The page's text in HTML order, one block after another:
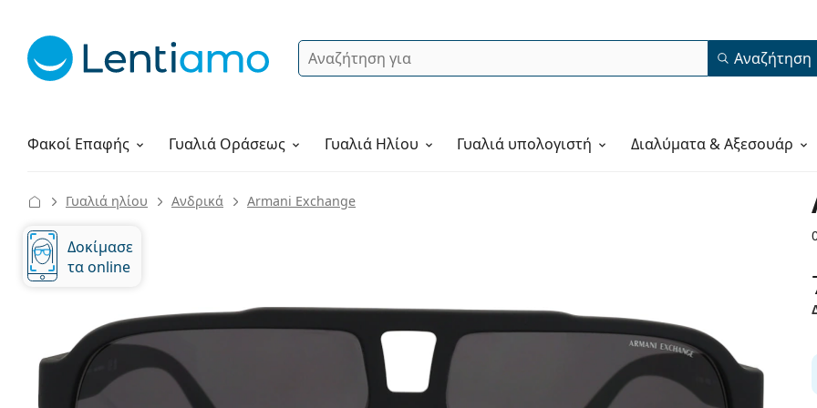
Αναζήτηση Αναζήτηση
Φακοί Επαφής
Υγρά φακών ΓυαλιάΟράσεως Γυαλιά Ηλίου Γυαλιά υπολογιστή Διαλύματα & Αξεσουάρ
Πώς να παραγγείλετε
Γυαλιά ηλίου Ανδρικά Armani Exchange
Δοκίμασε
τα online